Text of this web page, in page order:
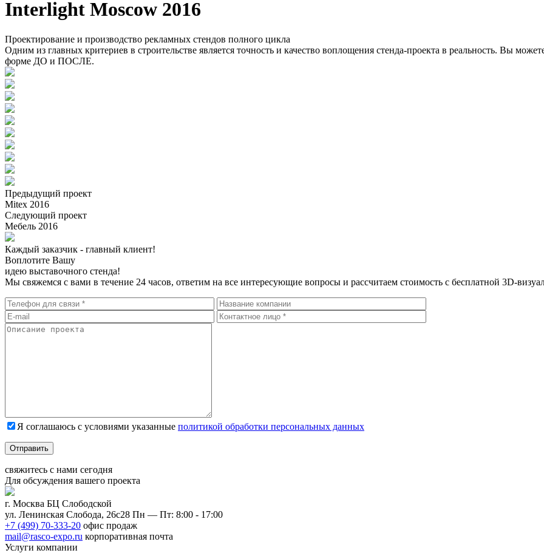
Interlight Moscow 2016
Проектирование и производство рекламных стендов полного цикла
Одним из главных критериев в строительстве является точность и качество воплощения стенда-проекта в реальность. Вы
форме ДО и ПОСЛЕ.
Предыдущий проект
Mitex 2016
Следующий проект
Мебель 2016
Каждый заказчик - главный клиент!
Воплотите Вашу
идею выставочного стенда!
Мы свяжемся с вами в течение 24 часов, ответим на все интересующие вопросы и рассчитаем стоимость с бесплатной 3D-
Я соглашаюсь с условиями указанные политикой обработки персональных данных
Отправить
свяжитесь с нами сегодня
Для обсуждения вашего проекта
г. Москва БЦ Слободской
ул. Ленинская Слобода, 26с28 Пн — Пт: 8:00 - 17:00
+7 (499) 70-333-20 офис продаж
mail@rasco-expo.ru корпоративная почта
Услуги компании